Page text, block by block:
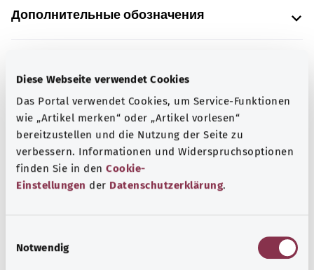
Diese Webseite verwendet Cookies
Das Portal verwendet Cookies, um Service-Funktionen
wie „Artikel merken“ oder „Artikel vorlesen“
bereitzustellen und die Nutzung der Seite zu
verbessern. Informationen und Widerspruchsoptionen
finden Sie in den Cookie-
Einstellungen der Datenschutzerklärung.
Notwendig
Дополнительные обозначения
Указание
Источник
Предоставлено некоммерческой организацией Was
hab’ ich? GmbH по поручению Bundesministerium für
Gesundheit (BMG, Федеральное министерство
здравоохранения).